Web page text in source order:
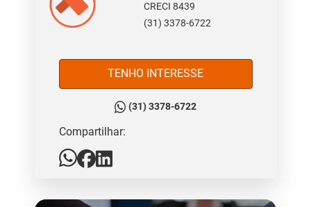
CRECI 8439
(31) 3378-6722
TENHO INTERESSE
(31) 3378-6722
Compartilhar: